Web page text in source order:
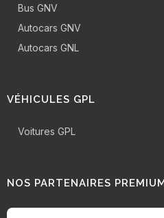
Bus GNV
Autocars GNV
Autocars GNL
VÉHICULES GPL
Voitures GPL
NOS PARTENAIRES